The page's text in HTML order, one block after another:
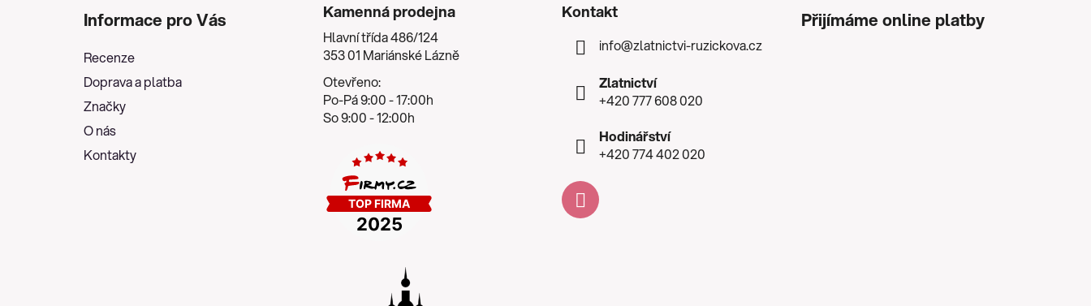
Informace pro Vás
Recenze
Doprava a platba
Značky
O nás
Kontakty
Kamenná prodejna
Hlavní třída 486/124
353 01 Mariánské Lázně
Otevřeno:
Po-Pá 9:00 - 17:00h
So 9:00 - 12:00h
Kontakt
info@zlatnictvi-ruzickova.cz
Zlatnictví
+420 777 608 020
Hodinářství
+420 774 402 020
Přijímáme online platby